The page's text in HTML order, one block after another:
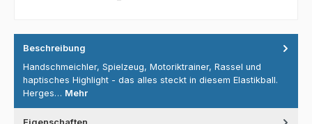
Beschreibung
Handschmeichler, Spielzeug, Motoriktrainer, Rassel und
haptisches Highlight - das alles steckt in diesem Elastikball.
Herges… Mehr